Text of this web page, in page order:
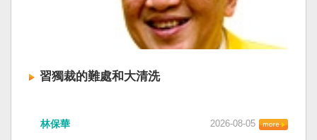
習獨裁的難處和大清洗
林保華 2026-08-05